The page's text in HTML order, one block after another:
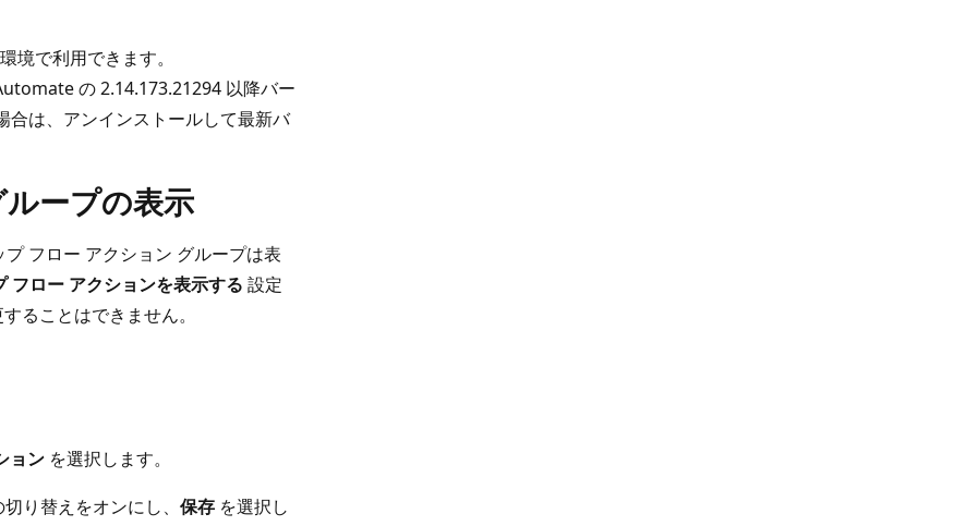
境で利用できます。
の 2.14.173.21294 以降バー
合は、アンインストールして最新バ
ープの表示
フロー アクション グループは表
フロー アクションを表示する 設定
ることはできません。
ョン を選択します。
り替えをオンにし、 保存 を選択し